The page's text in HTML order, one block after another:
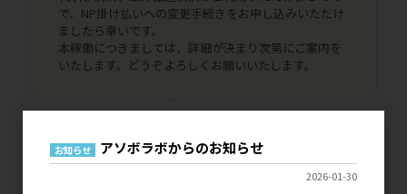
で、NP掛け払いへの変更手続きをお申し込みいただけ
ましたら幸いです。
本稼働につきましては、詳細が決まり次第にご案内を
いたします。どうぞよろしくお願いいたします。
お知らせ アソボラボからのお知らせ
2026-01-30